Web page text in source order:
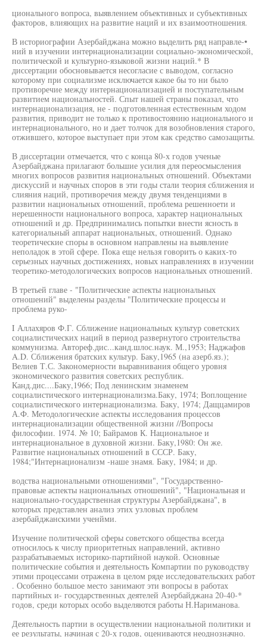
ционального вопроса, выявлением объективных и субъективных
факторов, влияющих на развитие наций и их взаимоотношения.
В историографии Азербайджана можно выделить ряд направле-•
ний в изучении интернационализации социально-экономической,
политической и культурно-языковой жизни наций.* В
диссертации обосновывается несогласие с выводом, согласно
которому при социализме исключается какое бы то ни было
противоречие между интернационализацией и поступательным
развитием национальностей. Спыт нашей страны показал, что
интернационализация, не - подготовленная естественным ходом
развития, приводит не только к противостоянию национального и
интернационального, но и дает толчок для возобновления старого,
отжившего, которое выступает при этом как средство самозащиты.
В диссертации отмечается, что с конца 80-х годов ученые
Азербайджана прилагают большие усилия для переосмысления
многих вопросов развития национальных отношений. Объектами
дискуссий и научных споров в эти годы стали теория сближения и
слияния наций, противоречия между двумя тенденциями в
развитии национальных отношений, проблема решенноети и
нерешенности национального вопроса, характер национальных
отношений и др. Предпринимались попытки внести ясность в
категориальный аппарат национальных, отношений. Однако
теоретические споры в основном направлены на выявление
неполадок в этой сфере. Пока еще нельзя говорить о каких-то
серьезных научных достижениях, новых направлениях в изучении
теоретико-методологических вопросов национальных отношений.
В третьей главе - "Политические аспекты национальных
отношений" выделены разделы "Политические процессы и
проблема руко-
I Аллахяров Ф.Г. Сближение национальных культур советских
социалистических наций в период развернутого строительства
коммунизма. Автореф.дис...канд.шлос.наук. М.,1953; Наджафов
A.D. Сближения братских культур. Баку,1965 (на азерб.яз.);
Велиев Т.С. Закономерности выравнивания общего уровня
экономического развития советских республик.
Канд.дис....Баку,1966; Под ленинским знаменем
социалистического интернационализма.Баку, 1974; Воплощение
социалистического интернационализма. Баку, 1974; Дащцамиров
А.Ф. Методологические аспекты исследования процессов
интернационализации общественной жизни //Вопросы
философии. 1974. № 10; Байрамов К. Национальное и
интернациональное в духовной жизни. Баку,1980: Он же.
Развитие национальных отношений в СССР. Баку,
1984;"Интернационализм -наше знамя. Баку, 1984; и др.
водства национальными отношениями", "Государственно-
правовые аспекты национальных отношений", "Национальная и
национально-государственная структуры Азербайджана", в
которых представлен анализ этих узловых проблем
азербайджанскими ученйми.
Изучение политической сферы советского общества всегда
относилось к числу приоритетных направлений, активно
разрабатываемых историко-партийной наукой. Основные
политические события и деятельность Компартии по руководству
этими процессами отражена в целом ряде исследовательских работ
. Особенно большое место занимают эти вопросы в работах
партийных и- государственных деятелей Азербайджана 20-40-*
годов, среди которых особо выделяются работы Н.Нариманова.
Деятельность партии в осуществлении национальной политики и
ее результаты, начиная с 20-х годов, оцениваются неоднозначно.